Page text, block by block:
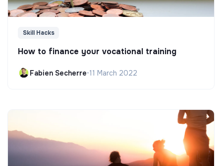
Skill Hacks
How to finance your vocational training
Fabien Secherre•11 March 2022